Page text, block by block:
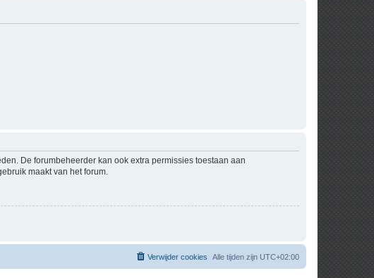
De forumbeheerder kan ook extra permissies toestaan aan
maakt van het forum.
Alle tijden zijn UTC+02:00
Verwijder cookies